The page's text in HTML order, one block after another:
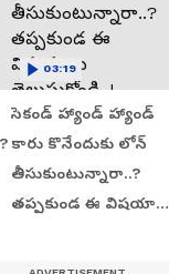
సెకండ్ హ్యాండ్ హ్యాండ్
కారు కొనేందుకు లోన్
తీసుకుంటున్నారా..?
తప్పకుండ ఈ విషయాలు
03:19